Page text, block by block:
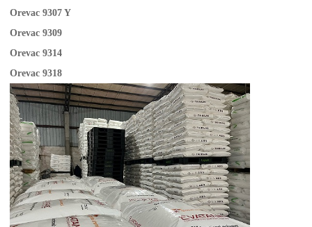
Orevac 9307 Y
Orevac 9309
Orevac 9314
Orevac 9318